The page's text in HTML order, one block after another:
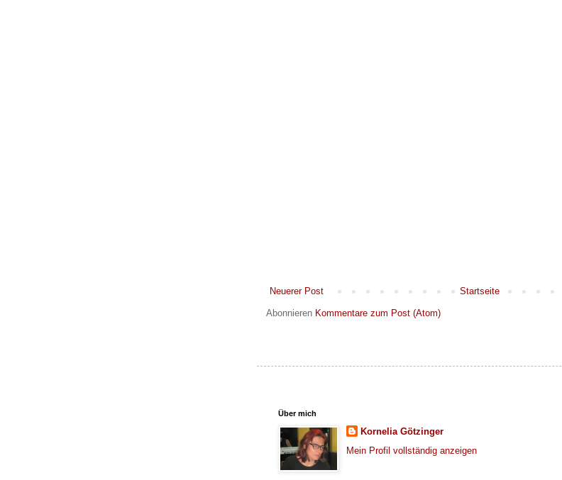
Neuerer Post Startseite
Abonnieren Kommentare zum Post (Atom)
Über mich
Kornelia Götzinger
Mein Profil vollständig anzeigen